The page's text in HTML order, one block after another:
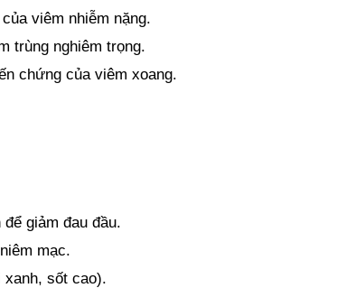
viêm nhiễm nặng.
trùng nghiêm trọng.
chứng của viêm xoang.
giảm đau đầu.
mạc.
sốt cao).